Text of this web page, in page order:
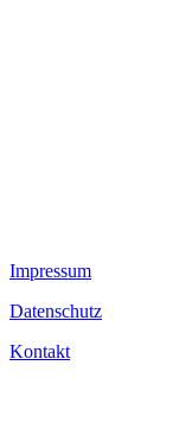
Impressum
Datenschutz
Kontakt